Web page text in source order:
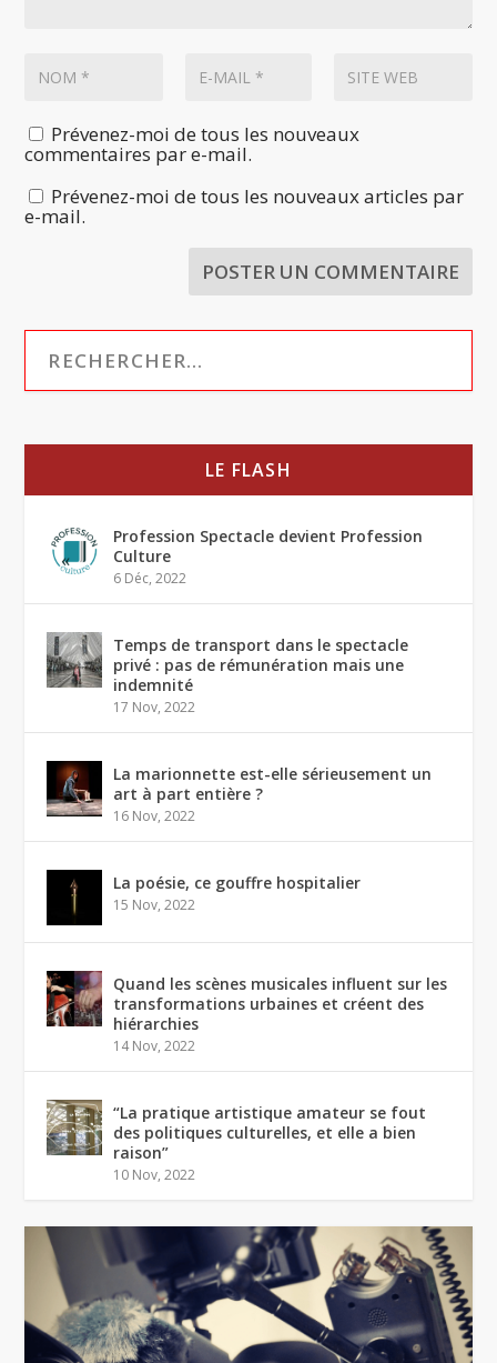
Prévenez-moi de tous les nouveaux
commentaires par e-mail.
Prévenez-moi de tous les nouveaux articles par
e-mail.
LE FLASH
Profession Spectacle devient Profession
Culture
6 Déc, 2022
Temps de transport dans le spectacle
privé : pas de rémunération mais une
indemnité
17 Nov, 2022
La marionnette est-elle sérieusement un
art à part entière ?
16 Nov, 2022
La poésie, ce gouffre hospitalier
15 Nov, 2022
Quand les scènes musicales influent sur les
transformations urbaines et créent des
hiérarchies
14 Nov, 2022
“La pratique artistique amateur se fout
des politiques culturelles, et elle a bien
raison”
10 Nov, 2022